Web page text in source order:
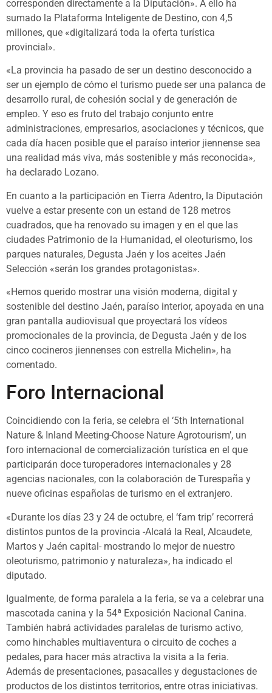
corresponden directamente a la Diputación». A ello ha
sumado la Plataforma Inteligente de Destino, con 4,5
millones, que «digitalizará toda la oferta turística
provincial».
«La provincia ha pasado de ser un destino desconocido a
ser un ejemplo de cómo el turismo puede ser una palanca de
desarrollo rural, de cohesión social y de generación de
empleo. Y eso es fruto del trabajo conjunto entre
administraciones, empresarios, asociaciones y técnicos, que
cada día hacen posible que el paraíso interior jiennense sea
una realidad más viva, más sostenible y más reconocida»,
ha declarado Lozano.
En cuanto a la participación en Tierra Adentro, la Diputación
vuelve a estar presente con un estand de 128 metros
cuadrados, que ha renovado su imagen y en el que las
ciudades Patrimonio de la Humanidad, el oleoturismo, los
parques naturales, Degusta Jaén y los aceites Jaén
Selección «serán los grandes protagonistas».
«Hemos querido mostrar una visión moderna, digital y
sostenible del destino Jaén, paraíso interior, apoyada en una
gran pantalla audiovisual que proyectará los vídeos
promocionales de la provincia, de Degusta Jaén y de los
cinco cocineros jiennenses con estrella Michelin», ha
comentado.
Foro Internacional
Coincidiendo con la feria, se celebra el ‘5th International
Nature & Inland Meeting-Choose Nature Agrotourism’, un
foro internacional de comercialización turística en el que
participarán doce turoperadores internacionales y 28
agencias nacionales, con la colaboración de Turespaña y
nueve oficinas españolas de turismo en el extranjero.
«Durante los días 23 y 24 de octubre, el ‘fam trip’ recorrerá
distintos puntos de la provincia -Alcalá la Real, Alcaudete,
Martos y Jaén capital- mostrando lo mejor de nuestro
oleoturismo, patrimonio y naturaleza», ha indicado el
diputado.
Igualmente, de forma paralela a la feria, se va a celebrar una
mascotada canina y la 54ª Exposición Nacional Canina.
También habrá actividades paralelas de turismo activo,
como hinchables multiaventura o circuito de coches a
pedales, para hacer más atractiva la visita a la feria.
Además de presentaciones, pasacalles y degustaciones de
productos de los distintos territorios, entre otras iniciativas.